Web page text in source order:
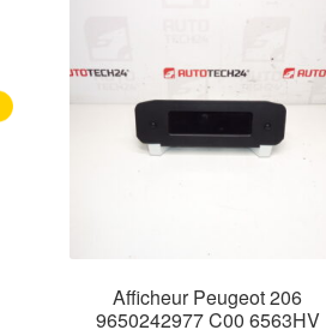
Afficheur Peugeot 206
9650242977 C00 6563HV